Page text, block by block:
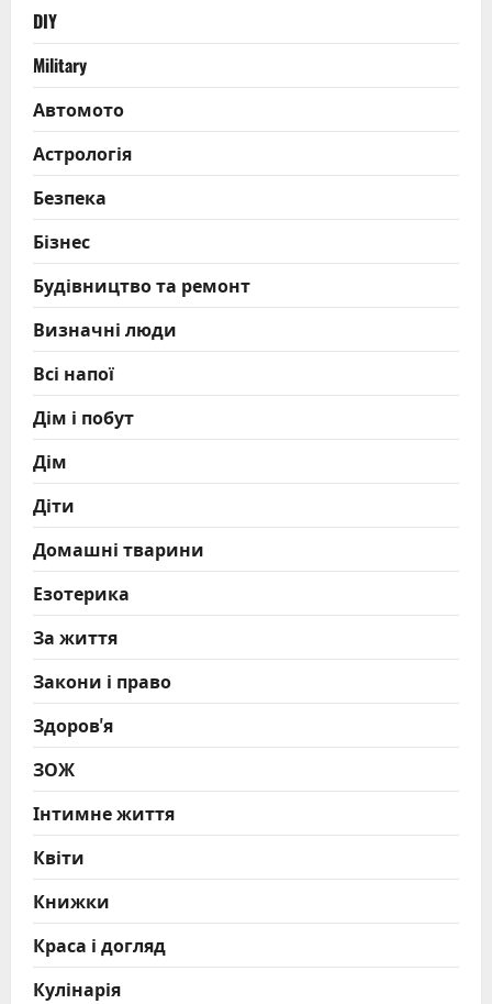
DIY
Military
Автомото
Астрологія
Безпека
Бізнес
Будівництво та ремонт
Визначні люди
Всі напої
Дім і побут
Дім
Діти
Домашні тварини
Езотерика
За життя
Закони і право
Здоров'я
ЗОЖ
Інтимне життя
Квіти
Книжки
Краса і догляд
Кулінарія